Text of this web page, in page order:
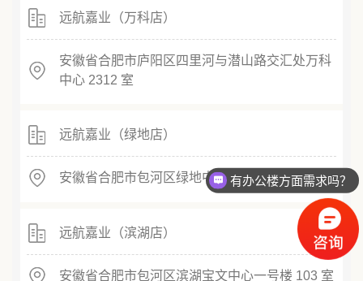
远航嘉业（万科店）
安徽省合肥市庐阳区四里河与潜山路交汇处万科
中心 2312 室
远航嘉业（绿地店）
安徽省合肥市包河区绿地中心C座717
远航嘉业（滨湖店）
安徽省合肥市包河区滨湖宝文中心一号楼 103 室
有办公楼方面需求吗？